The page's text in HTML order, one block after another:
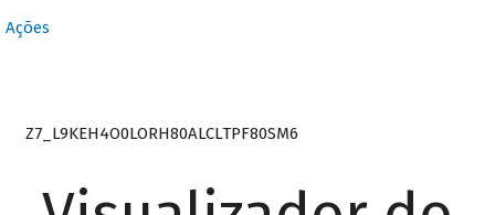
Ações
Z7_L9KEH4O0LORH80ALCLTPF80SM6